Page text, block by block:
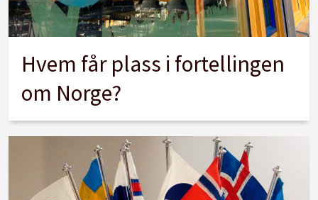
Hvem får plass i fortellingen
om Norge?